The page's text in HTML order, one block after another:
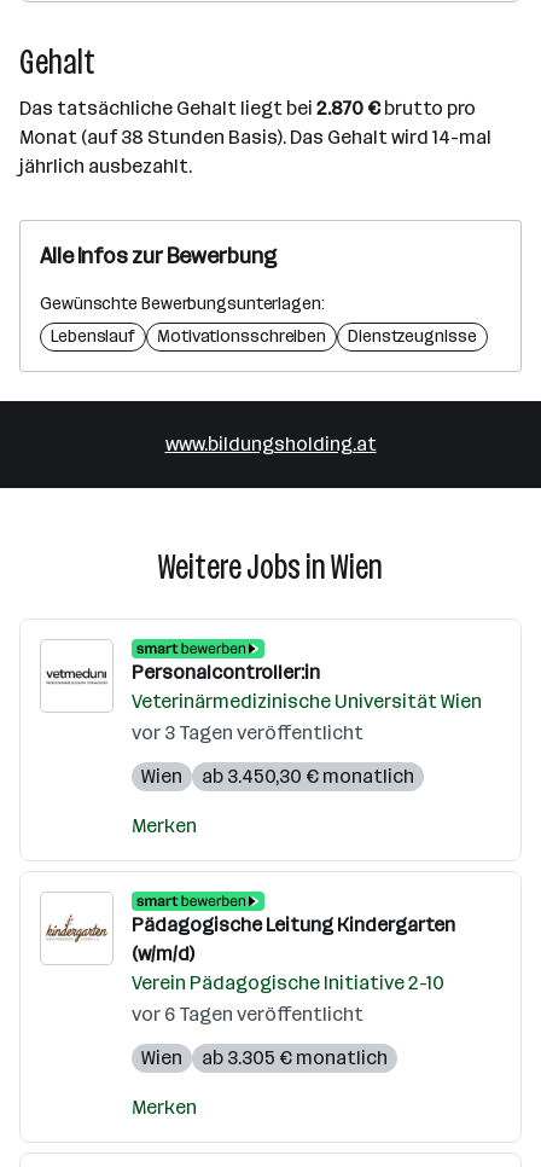
Gehalt
Das tatsächliche Gehalt liegt bei 2.870 €brutto pro
Monat (auf 38 Stunden Basis). Das Gehalt wird 14-mal
jährlich ausbezahlt.
Alle Infos zur Bewerbung
Gewünschte Bewerbungsunterlagen:
Lebenslauf
Motivationsschreiben Dienstzeugnisse
www.bildungsholding.at
Weitere Jobs in Wien
Personalcontroller:in
Veterinärmedizinische Universität Wien
vor 3 Tagen veröffentlicht
Wien
ab 3.450,30 € monatlich
Merken
Pädagogische Leitung Kindergarten
(w/m/d)
Verein Pädagogische Initiative 2-10
vor 6 Tagen veröffentlicht
Wien
ab 3.305 € monatlich
Merken